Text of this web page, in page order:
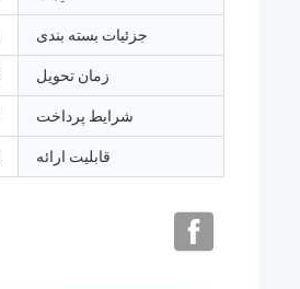
جزئیات بسته بندی
زمان تحویل
شرایط پرداخت
قابلیت ارائه